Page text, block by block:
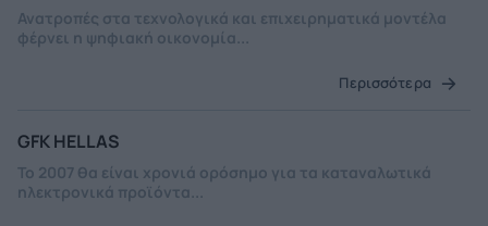
Ανατροπές στα τεχνολογικά και επιχειρηματικά μοντέλα
φέρνει η ψηφιακή οικονομία...
Περισσότερα
GFK HELLAS
Το 2007 θα είναι χρονιά ορόσημο για τα καταναλωτικά
ηλεκτρονικά προϊόντα...